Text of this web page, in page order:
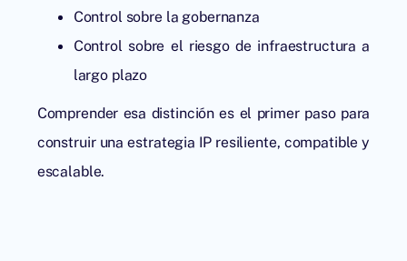
Control sobre la gobernanza
Control sobre el riesgo de infraestructura a
largo plazo
Comprender esa distinción es el primer paso para
construir una estrategia IP resiliente, compatible y
escalable.